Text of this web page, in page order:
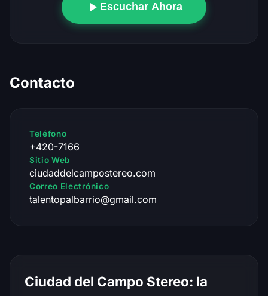
Escuchar Ahora
Contacto
Teléfono
+420-7166
Sitio Web
ciudaddelcampostereo.com
Correo Electrónico
talentopalbarrio@gmail.com
Ciudad del Campo Stereo: la